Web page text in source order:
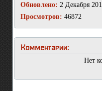
Обновлено: 2 Декабря
Просмотров: 46872
Комментарии:
Нет